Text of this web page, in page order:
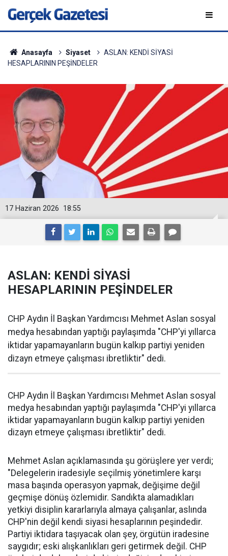
Anasayfa Siyaset
ASLAN: KENDİ SİYASİ
HESAPLARININ PEŞİNDELER
18:55
17 Haziran 2026
ASLAN: KENDİ SİYASİ
HESAPLARININ PEŞİNDELER
CHP Aydın İl Başkan Yardımcısı Mehmet Aslan sosyal
medya hesabından yaptığı paylaşımda "CHP'yi yıllarca
iktidar yapamayanların bugün kalkıp partiyi yeniden
dizayn etmeye çalışması ibretliktir" dedi.
CHP Aydın İl Başkan Yardımcısı Mehmet Aslan sosyal
medya hesabından yaptığı paylaşımda "CHP'yi yıllarca
iktidar yapamayanların bugün kalkıp partiyi yeniden
dizayn etmeye çalışması ibretliktir" dedi.
Mehmet Aslan açıklamasında şu görüşlere yer verdi;
"Delegelerin iradesiyle seçilmiş yönetimlere karşı
masa başında operasyon yapmak, değişime değil
geçmişe dönüş özlemidir. Sandıkta alamadıkları
yetkiyi disiplin kararlarıyla almaya çalışanlar, aslında
CHP'nin değil kendi siyasi hesaplarının peşindedir.
Partiyi iktidara taşıyacak olan şey, örgütün iradesine
saygıdır; eski alışkanlıkları geri getirmek değil. CHP